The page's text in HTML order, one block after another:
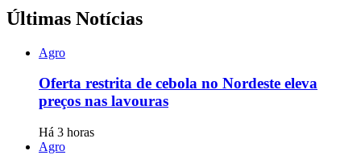
Últimas Notícias
Agro
Oferta restrita de cebola no Nordeste eleva
preços nas lavouras
Há 3 horas
Agro